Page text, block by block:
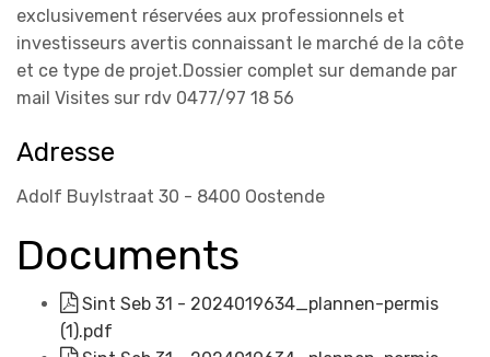
exclusivement réservées aux professionnels et
investisseurs avertis connaissant le marché de la côte
et ce type de projet.Dossier complet sur demande par
mail Visites sur rdv 0477/97 18 56
Adresse
Adolf Buylstraat 30 - 8400 Oostende
Documents
Sint Seb 31 - 2024019634_plannen-permis
(1).pdf